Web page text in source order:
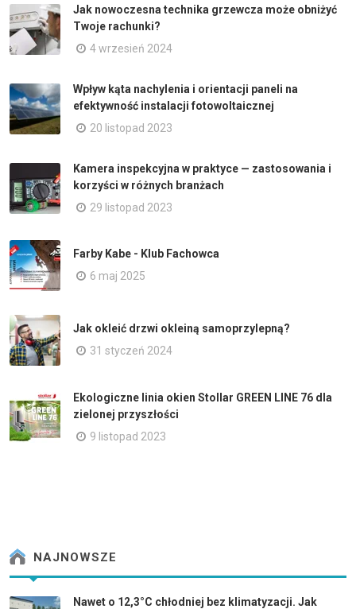
Jak nowoczesna technika grzewcza może obniżyć
Twoje rachunki?
4 wrzesień 2024
Wpływ kąta nachylenia i orientacji paneli na
efektywność instalacji fotowoltaicznej
20 listopad 2023
Kamera inspekcyjna w praktyce — zastosowania i
korzyści w różnych branżach
29 listopad 2023
Farby Kabe - Klub Fachowca
6 maj 2025
Jak okleić drzwi okleiną samoprzylepną?
31 styczeń 2024
Ekologiczne linia okien Stollar GREEN LINE 76 dla
zielonej przyszłości
9 listopad 2023
NAJNOWSZE
Nawet o 12,3°C chłodniej bez klimatyzacji. Jak